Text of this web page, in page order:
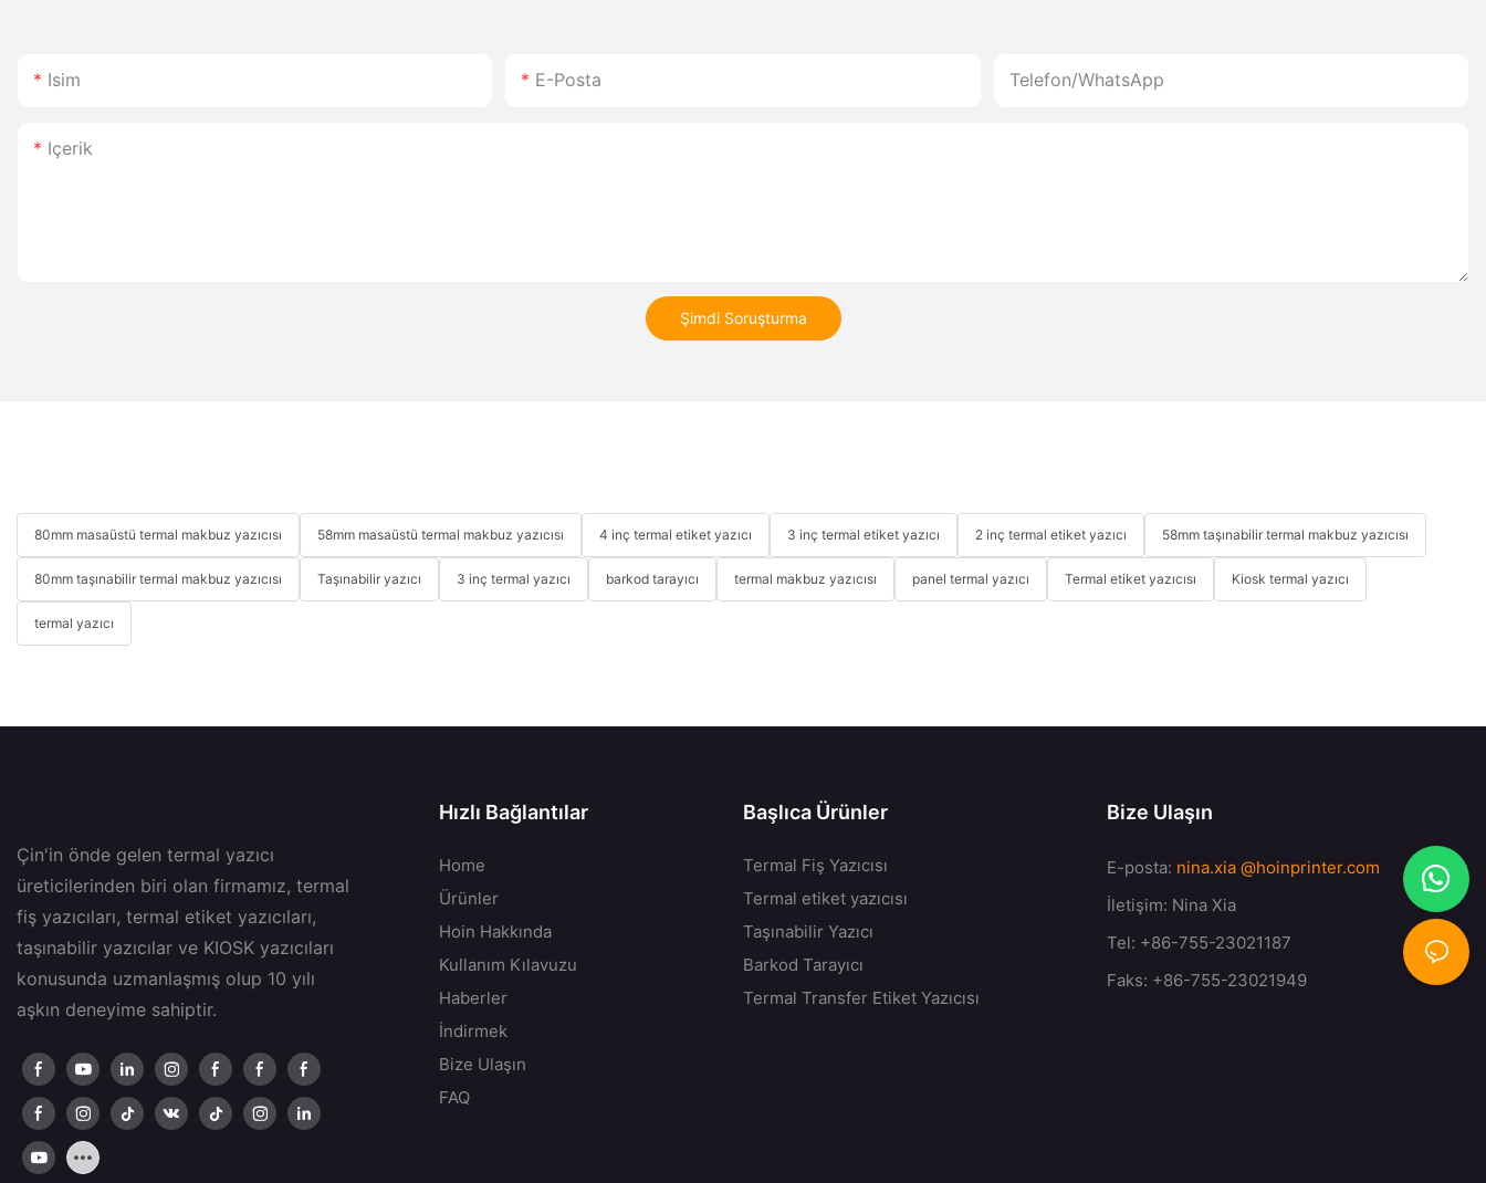
Isim E-Posta Telefon/WhatsApp
Içerik
Şimdi Soruşturma
80mm masaüstü termal makbuz yazıcısı 58mm masaüstü termal makbuz yazıcısı 4 inç termal etiket yazıcı 3 inç termal etiket yazıcı 2 inç termal etiket yazıcı 58mm taşınabilir termal makbuz yazıcısı
80mm taşınabilir termal makbuz yazıcısı Taşınabilir yazıcı 3 inç termal yazıcı barkod tarayıcı termal makbuz yazıcısı panel termal yazıcı Termal etiket yazıcısı Kiosk termal yazıcı
termal yazıcı
Çin'in önde gelen termal yazıcı
üreticilerinden biri olan firmamız, termal
fiş yazıcıları, termal etiket yazıcıları,
taşınabilir yazıcılar ve KIOSK yazıcıları
konusunda uzmanlaşmış olup 10 yılı
aşkın deneyime sahiptir.
Hızlı Bağlantılar
Home
Ürünler
Hoin Hakkında
Kullanım Kılavuzu
Haberler
İndirmek
Bize Ulaşın
FAQ
Başlıca Ürünler
Termal Fiş Yazıcısı
Termal etiket yazıcısı
Taşınabilir Yazıcı
Barkod Tarayıcı
Termal Transfer Etiket Yazıcısı
Bize Ulaşın
E-posta: nina.xia @hoinprinter.com
İletişim: Nina Xia
Tel: +86-755-23021187
Faks: +86-755-23021949